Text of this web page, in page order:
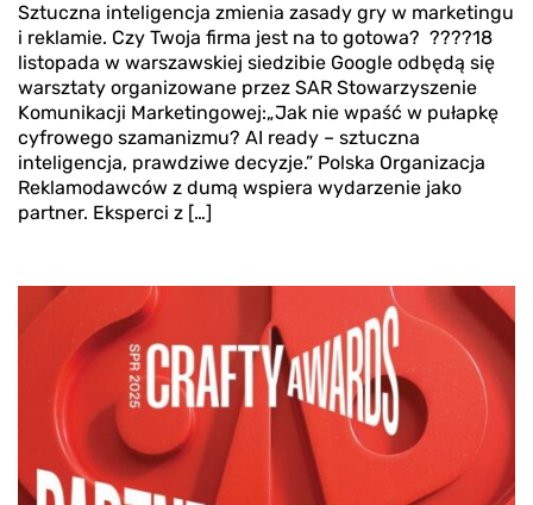
Sztuczna inteligencja zmienia zasady gry w marketingu
i reklamie. Czy Twoja firma jest na to gotowa? ????18
listopada w warszawskiej siedzibie Google odbędą się
warsztaty organizowane przez SAR Stowarzyszenie
Komunikacji Marketingowej:„Jak nie wpaść w pułapkę
cyfrowego szamanizmu? AI ready – sztuczna
inteligencja, prawdziwe decyzje.” Polska Organizacja
Reklamodawców z dumą wspiera wydarzenie jako
partner. Eksperci z […]